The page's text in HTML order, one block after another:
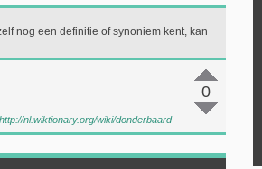
nog een definitie of synoniem kent, kan
0
http://nl.wiktionary.org/wiki/donderbaard